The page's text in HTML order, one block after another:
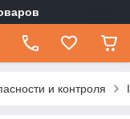
и контроля